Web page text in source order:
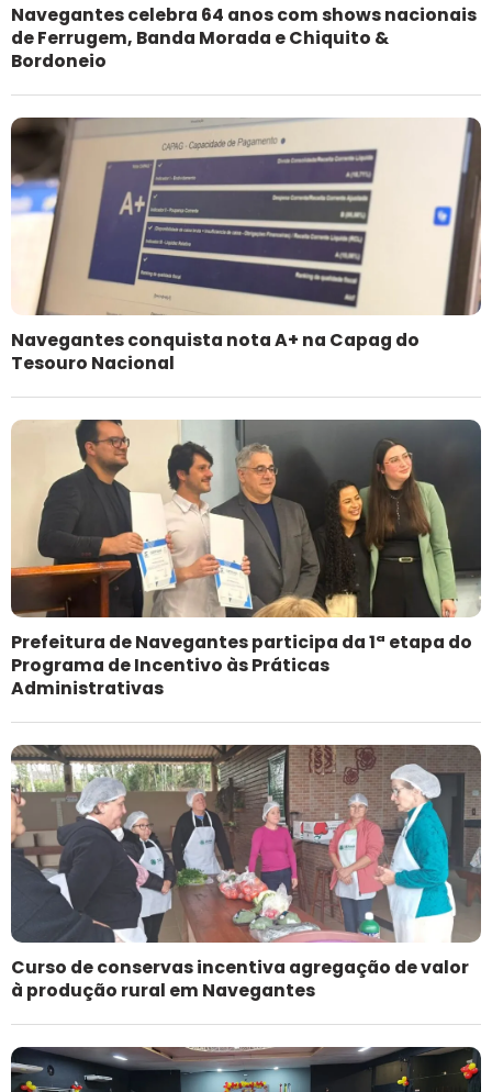
Navegantes celebra 64 anos com shows nacionais
de Ferrugem, Banda Morada e Chiquito &
Bordoneio
Navegantes conquista nota A+ na Capag do
Tesouro Nacional
Prefeitura de Navegantes participa da 1ª etapa do
Programa de Incentivo às Práticas
Administrativas
Curso de conservas incentiva agregação de valor
à produção rural em Navegantes